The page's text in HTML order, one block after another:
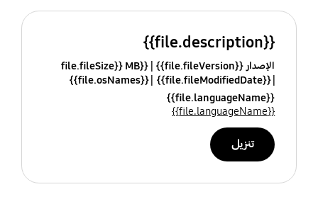
{{file.description}}
الإصدار {{file.fileVersion}}
{{file.fileSize}} MB
{{file.fileModifiedDate}}
{{file.osNames}}
{{file.languageName}}
{{file.languageName}}
تنزيل